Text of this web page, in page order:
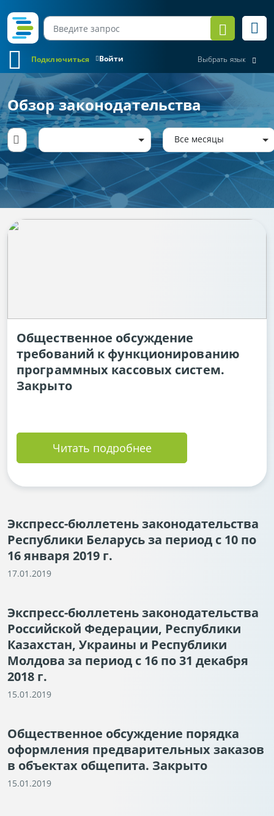
Войти
Подключиться Выбрать язык
Обзор законодательства
Все месяцы
Общественное обсуждение
требований к функционированию
программных кассовых систем.
Закрыто
Читать подробнее
Экспресс-бюллетень законодательства
Республики Беларусь за период с 10 по
16 января 2019 г.
17.01.2019
Экспресс-бюллетень законодательства
Российской Федерации, Республики
Казахстан, Украины и Республики
Молдова за период с 16 по 31 декабря
2018 г.
15.01.2019
Общественное обсуждение порядка
оформления предварительных заказов
в объектах общепита. Закрыто
15.01.2019